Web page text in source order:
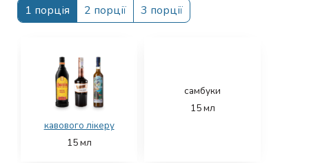
1 порція 2 порції 3 порції
кавового лікеру
15мл
самбуки
15мл